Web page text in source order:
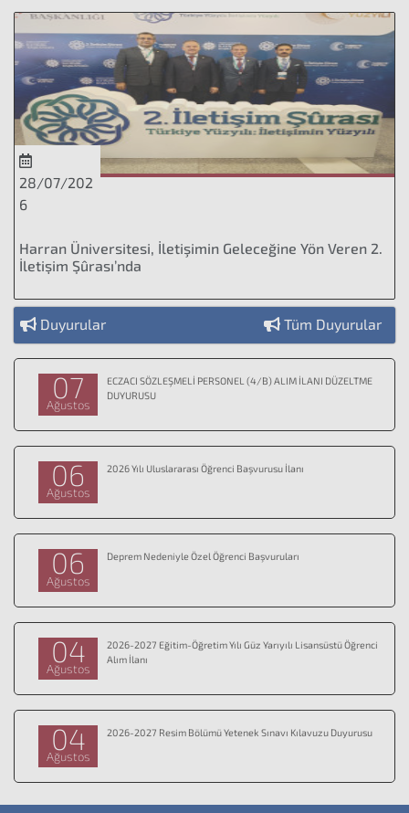
28/07/202
6
Harran Üniversitesi, İletişimin Geleceğine Yön Veren 2.
İletişim Şûrası’nda
Duyurular Tüm Duyurular
07
Ağustos
ECZACI SÖZLEŞMELİ PERSONEL (4/B) ALIM İLANI DÜZELTME
DUYURUSU
06
Ağustos
2026 Yılı Uluslararası Öğrenci Başvurusu İlanı
06
Ağustos
Deprem Nedeniyle Özel Öğrenci Başvuruları
04
Ağustos
2026-2027 Eğitim-Öğretim Yılı Güz Yarıyılı Lisansüstü Öğrenci
Alım İlanı
04
Ağustos
2026-2027 Resim Bölümü Yetenek Sınavı Kılavuzu Duyurusu